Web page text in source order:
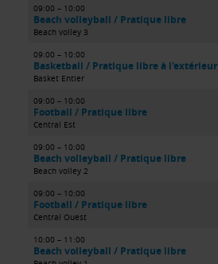
09:00 – 10:00
Beach volleyball / Pratique libre
Beach volley 3
09:00 – 10:00
Basketball / Pratique libre à l'extérieur
Basket Entier
09:00 – 10:00
Football / Pratique libre
Central Est
09:00 – 10:00
Beach volleyball / Pratique libre
Beach volley 2
09:00 – 10:00
Football / Pratique libre
Central Ouest
10:00 – 11:00
Beach volleyball / Pratique libre